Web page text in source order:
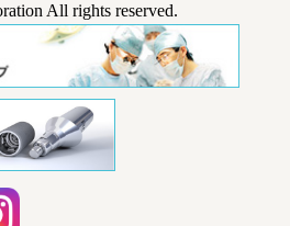
All rights reserved.